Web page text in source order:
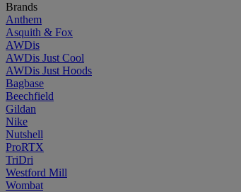
Brands
Anthem
Asquith & Fox
AWDis
AWDis Just Cool
AWDis Just Hoods
Bagbase
Beechfield
Gildan
Nike
Nutshell
ProRTX
TriDri
Westford Mill
Wombat